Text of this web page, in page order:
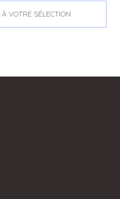
VOTRE SÉLECTION.